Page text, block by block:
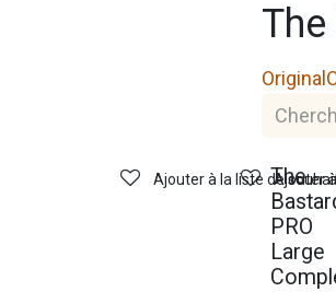
Original
Nouveau !
The
PRO
Large
Ajouter à la liste deAjouter